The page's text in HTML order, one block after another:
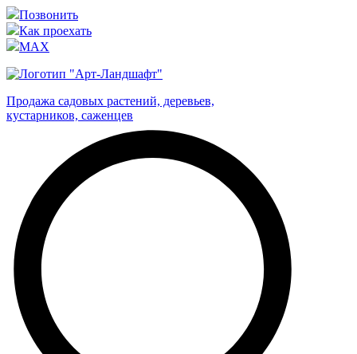
Позвонить
Как проехать
MAX
Продажа садовых растений, деревьев,
кустарников, саженцев